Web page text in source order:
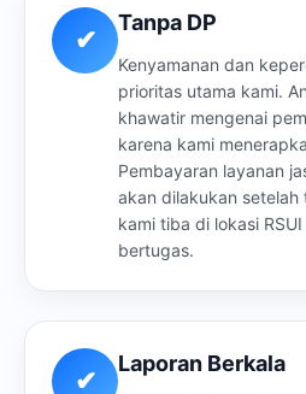
✔
Tanpa DP
Kenyamanan dan
prioritas utama kami.
khawatir mengenai
karena kami
Pembayaran layanan
akan dilakukan
kami tiba di lokasi
bertugas.
✔
Laporan Berkala